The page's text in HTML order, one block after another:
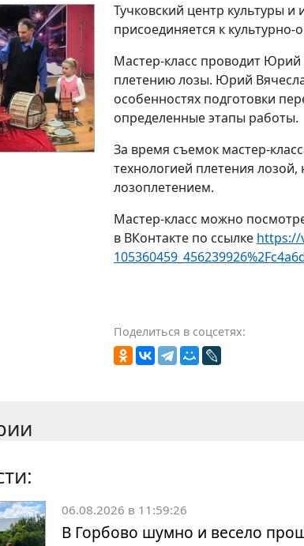
Тучковский центр культуры и
присоединяется к
Мастер-класс проводит
плетению лозы. Юрий
особенностях подготовки
определенные этапы работы.
За время съемок мастер-
технологией плетения
лозоплетением.
Мастер-класс можно
в ВКонтакте по ссылке https://
Поделиться в соцсетях:
06.08.2026 в 11:59:26
В Горбово шумно и весело